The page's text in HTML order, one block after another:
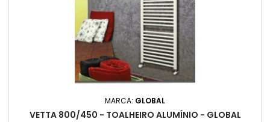
MARCA: GLOBAL
VETTA 800/450 - TOALHEIRO ALUMÍNIO - GLOBAL